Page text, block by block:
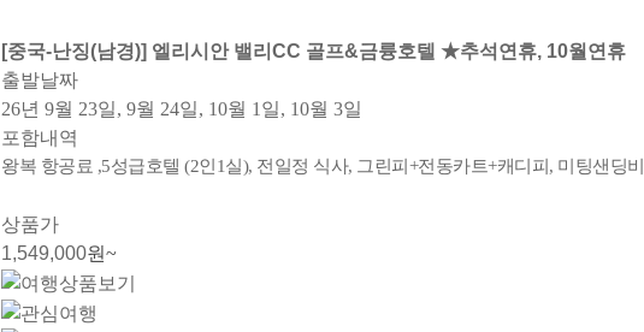
[중국-난징(남경)] 엘리시안 밸리CC 골프&금륭호텔 ★추석연휴, 10월연휴
출발날짜
26년 9월 23일, 9월 24일, 10월 1일, 10월 3일
포함내역
왕복 항공료 ,5성급호텔 (2인1실), 전일정 식사, 그린피+전동카트+캐디피, 미팅샌딩
상품가
1,549,000원~